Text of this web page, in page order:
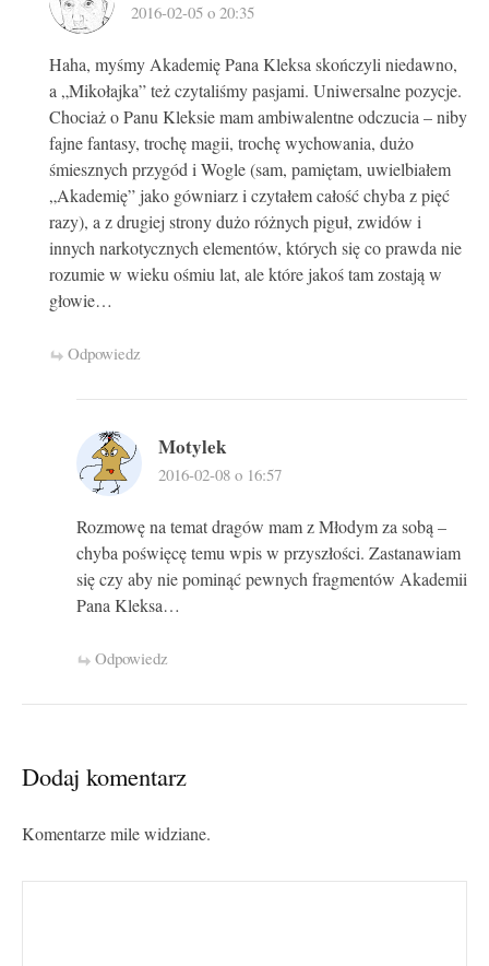
2016-02-05 o 20:35
Haha, myśmy Akademię Pana Kleksa skończyli niedawno,
a „Mikołajka” też czytaliśmy pasjami. Uniwersalne pozycje.
Chociaż o Panu Kleksie mam ambiwalentne odczucia – niby
fajne fantasy, trochę magii, trochę wychowania, dużo
śmiesznych przygód i Wogle (sam, pamiętam, uwielbiałem
„Akademię” jako gówniarz i czytałem całość chyba z pięć
razy), a z drugiej strony dużo różnych piguł, zwidów i
innych narkotycznych elementów, których się co prawda nie
rozumie w wieku ośmiu lat, ale które jakoś tam zostają w
głowie…
Odpowiedz
Motylek
2016-02-08 o 16:57
Rozmowę na temat dragów mam z Młodym za sobą –
chyba poświęcę temu wpis w przyszłości. Zastanawiam
się czy aby nie pominąć pewnych fragmentów Akademii
Pana Kleksa…
Odpowiedz
Dodaj komentarz
Komentarze mile widziane.